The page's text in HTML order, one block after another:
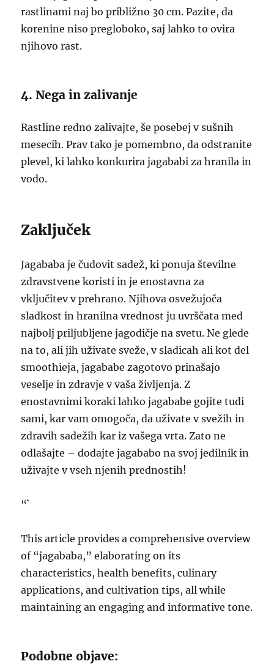
rastlinami naj bo približno 30 cm. Pazite, da
korenine niso pregloboko, saj lahko to ovira
njihovo rast.
4. Nega in zalivanje
Rastline redno zalivajte, še posebej v sušnih
mesecih. Prav tako je pomembno, da odstranite
plevel, ki lahko konkurira jagababi za hranila in
vodo.
Zaključek
Jagababa je čudovit sadež, ki ponuja številne
zdravstvene koristi in je enostavna za
vključitev v prehrano. Njihova osvežujoča
sladkost in hranilna vrednost ju uvrščata med
najbolj priljubljene jagodičje na svetu. Ne glede
na to, ali jih uživate sveže, v sladicah ali kot del
smoothieja, jagababe zagotovo prinašajo
veselje in zdravje v vaša življenja. Z
enostavnimi koraki lahko jagababe gojite tudi
sami, kar vam omogoča, da uživate v svežih in
zdravih sadežih kar iz vašega vrta. Zato ne
odlašajte – dodajte jagababo na svoj jedilnik in
uživajte v vseh njenih prednostih!
“`
This article provides a comprehensive overview
of “jagababa,” elaborating on its
characteristics, health benefits, culinary
applications, and cultivation tips, all while
maintaining an engaging and informative tone.
Podobne objave: